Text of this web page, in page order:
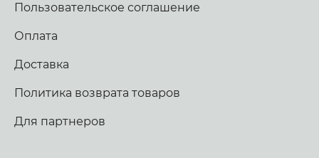
Пользовательское соглашение
Оплата
Доставка
Политика возврата товаров
Для партнеров